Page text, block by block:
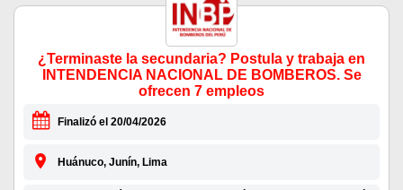
¿Terminaste la secundaria? Postula y trabaja en
INTENDENCIA NACIONAL DE BOMBEROS. Se
ofrecen 7 empleos
Finalizó el 20/04/2026
Huánuco, Junín, Lima